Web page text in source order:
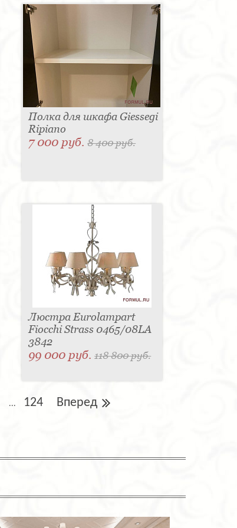
Полка для шкафа Giessegi
Ripiano
7 000 руб.8 400 руб.
Люстра Eurolampart
Fiocchi Strass 0465/08LA
3842
99 000 руб.118 800 руб.
... 124 Вперед